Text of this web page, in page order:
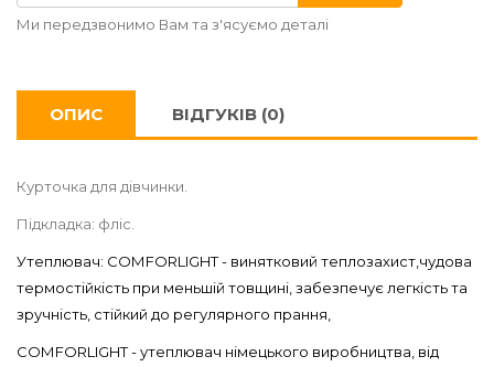
Ми передзвонимо Вам та з'ясуємо деталі
ОПИС ВІДГУКІВ (0)
Курточка для дівчинки.
Підкладка: фліс.
Утеплювач: СОМFORLIGHT - винятковий теплозахист,чудова
термостійкість при меньшій товщині, забезпечує легкість та
зручність, стійкий до регулярного прання,
СОМFORLIGHT - утеплювач німецького виробництва, від